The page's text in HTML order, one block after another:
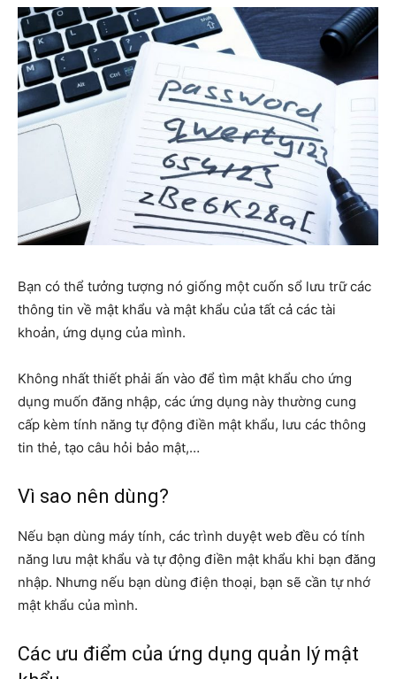
Bạn có thể tưởng tượng nó giống một cuốn sổ lưu trữ các
thông tin về mật khẩu và mật khẩu của tất cả các tài
khoản, ứng dụng của mình.
Không nhất thiết phải ấn vào để tìm mật khẩu cho ứng
dụng muốn đăng nhập, các ứng dụng này thường cung
cấp kèm tính năng tự động điền mật khẩu, lưu các thông
tin thẻ, tạo câu hỏi bảo mật,…
Vì sao nên dùng?
Nếu bạn dùng máy tính, các trình duyệt web đều có tính
năng lưu mật khẩu và tự động điền mật khẩu khi bạn đăng
nhập. Nhưng nếu bạn dùng điện thoại, bạn sẽ cần tự nhớ
mật khẩu của mình.
Các ưu điểm của ứng dụng quản lý mật